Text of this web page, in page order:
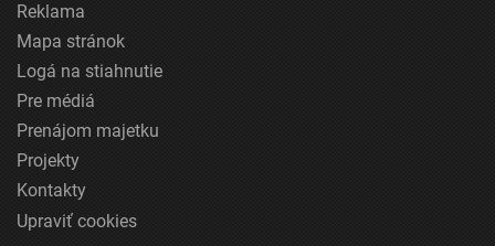
Reklama
Mapa stránok
Logá na stiahnutie
Pre médiá
Prenájom majetku
Projekty
Kontakty
Upraviť cookies